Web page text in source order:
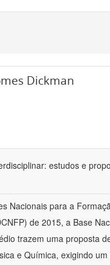
Dickman
estudos e
Nacionais para a
de 2015, a Base
trazem uma proposta
e Química, exigindo